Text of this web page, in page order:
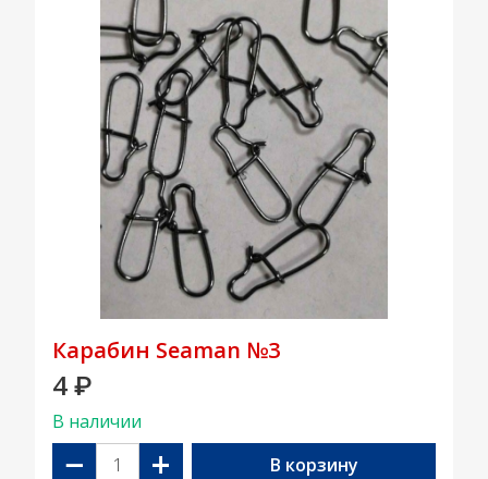
Карабин Seaman №3
4 ₽
В наличии
− + В корзину